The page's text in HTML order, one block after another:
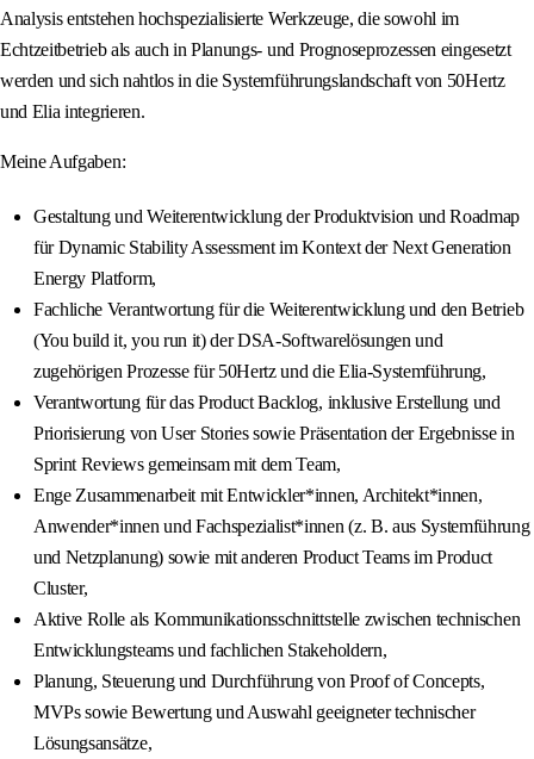
Analysis entstehen hochspezialisierte Werkzeuge, die sowohl im
Echtzeitbetrieb als auch in Planungs- und Prognoseprozessen eingesetzt
werden und sich nahtlos in die Systemführungslandschaft von 50Hertz
und Elia integrieren.
Meine Aufgaben:
Gestaltung und Weiterentwicklung der Produktvision und Roadmap
für Dynamic Stability Assessment im Kontext der Next Generation
Energy Platform,
Fachliche Verantwortung für die Weiterentwicklung und den Betrieb
(You build it, you run it) der DSA-Softwarelösungen und
zugehörigen Prozesse für 50Hertz und die Elia-Systemführung,
Verantwortung für das Product Backlog, inklusive Erstellung und
Priorisierung von User Stories sowie Präsentation der Ergebnisse in
Sprint Reviews gemeinsam mit dem Team,
Enge Zusammenarbeit mit Entwickler*innen, Architekt*innen,
Anwender*innen und Fachspezialist*innen (z. B. aus Systemführung
und Netzplanung) sowie mit anderen Product Teams im Product
Cluster,
Aktive Rolle als Kommunikationsschnittstelle zwischen technischen
Entwicklungsteams und fachlichen Stakeholdern,
Planung, Steuerung und Durchführung von Proof of Concepts,
MVPs sowie Bewertung und Auswahl geeigneter technischer
Lösungsansätze,